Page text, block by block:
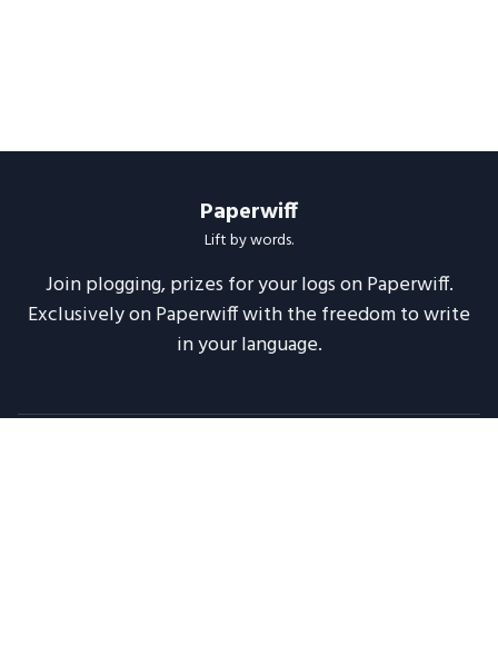
Paperwiff
Lift by words.
Join plogging, prizes for your logs on Paperwiff.
Exclusively on Paperwiff with the freedom to write
in your language.